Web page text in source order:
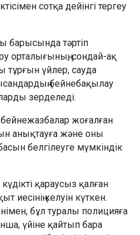
сотқа дейінгі тергеу
барысында тәртіп
орталығының, сондай-ақ
тұрғын үйлер, сауда
бейнебақылау
зерделеді.
жоғалған
анықтауға және оны
белгілеуге мүмкіндік
қараусыз қалған
иесінің келуін күткен.
бұл туралы полицияға
үйіне қайтып бара